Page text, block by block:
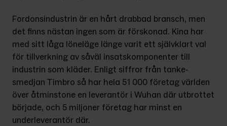
Fordonsindustrin är en hårt drabbad bransch, men
det finns nästan ingen som är förskonad. Kina har
med sitt låga löneläge länge varit ett självklart val
för tillverkning av såväl insatskomponenter till
industrin som kläder. Enligt siffror från tanke­
smedjan Timbro så har hela 51 000 företag världen
över åtminstone en leverantör i Wuhan där utbrottet
började, och 5 miljoner företag har minst en
underleverantör där.